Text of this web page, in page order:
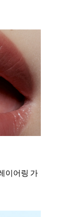
이어링 가